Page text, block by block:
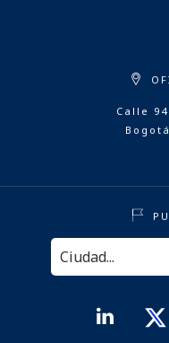
Calle